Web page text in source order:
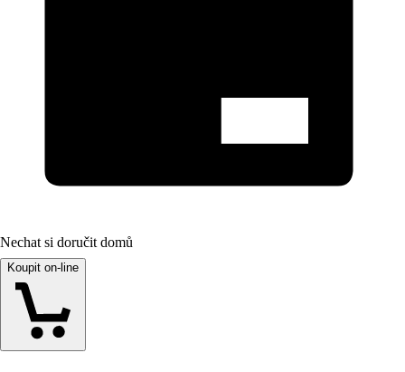
Nechat si doručit domů
Koupit on-line